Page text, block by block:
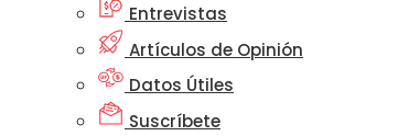
Entrevistas
Artículos de Opinión
Datos Útiles
Suscríbete